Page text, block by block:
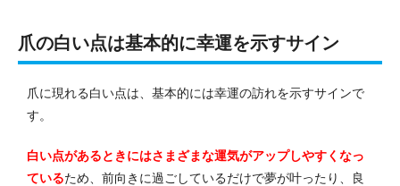
爪の白い点は基本的に幸運を示すサイン
爪に現れる白い点は、基本的には幸運の訪れを示すサインで
す。
白い点があるときにはさまざまな運気がアップしやすくなっ
ているため、前向きに過ごしているだけで夢が叶ったり、良